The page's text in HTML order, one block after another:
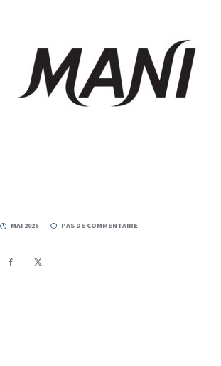
MAI 2026 PAS DE COMMENTAIRE